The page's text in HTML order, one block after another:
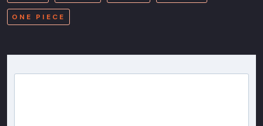
ONE PIECE